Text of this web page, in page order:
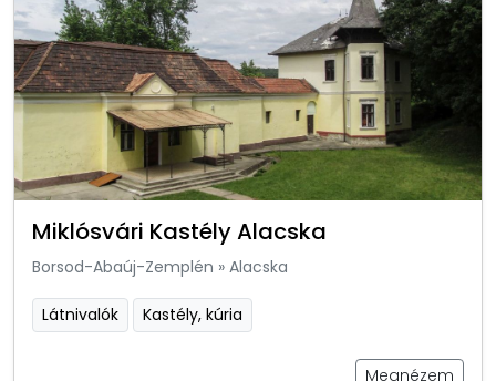
Miklósvári Kastély Alacska
Borsod-Abaúj-Zemplén » Alacska
Látnivalók Kastély, kúria
Megnézem